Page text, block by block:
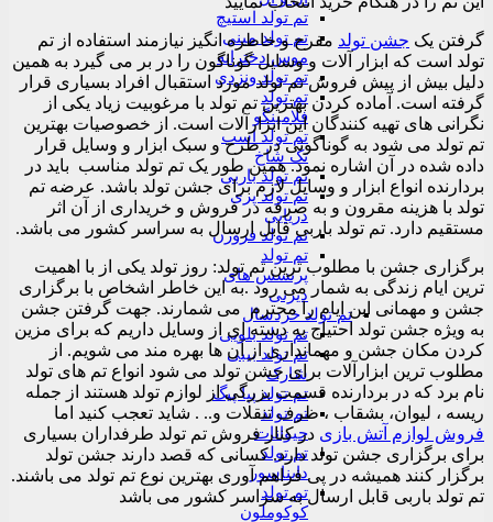
تم تولد استیچ
تم تولد مینی
موس دخترانه
تم تولد ونزدی
تم تولد
فلامینگو
تم تولد اسب
تک شاخ
تم تولد باربی
تم تولد پری
دریایی
تم تولد فروزن
تم تولد
پرنسس های
دیزنی
تم تولد خردسال
تم تولد بلویی
تم تولد بیبی
شارک
تم تولد پپا پیگ
تم تولد
حیوانات
تم تولد
دایناسور
تم تولد
کوکوملون
گرفتن یک جشن تولد مفرح و خاطره انگیز نیازمند استفاده از تم
تولد است که ابزار آلات و وسایل گوناگون را در بر می گیرد به همین
دلیل بیش از پیش فروش تم تولد مورد استقبال افراد بسیاری قرار
گرفته است. آماده کردن بهترین تم تولد با مرغوبیت زیاد یکی از
نگرانی های تهیه کنندگان این ابزارآلات است. از خصوصیات بهترین
تم تولد می شود به گوناگونی در طرح و سبک ابزار و وسایل قرار
داده شده در آن اشاره نمود. همین طور یک تم تولد مناسب باید در
بردارنده انواع ابزار و وسایل لازم برای جشن تولد باشد. عرضه تم
تولد با هزینه مقرون و به صرفه در فروش و خریداری از آن اثر
مستقیم دارد. تم تولد باربی قابل ارسال به سراسر کشور می باشد.
برگزاری جشن با مطلوب ترین تم تولد: روز تولد یکی از با اهمیت
ترین ایام زندگی به شمار می رود .به این خاطر اشخاص با برگزاری
جشن و مهمانی این ایام را محترم می شمارند. جهت گرفتن جشن
به ویژه جشن تولد احتیاج به دسته ای از وسایل داریم که برای مزین
کردن مکان جشن و مهمانداری از آن ها بهره مند می شویم. از
مطلوب ترین ابزارآلات برای جشن تولد می شود انواع تم های تولد
نام برد که در بردارنده قسمت بزرگی از لوازم تولد هستند از جمله
ریسه ، لیوان، بشقاب ، ظرف تنقلات و.. . شاید تعجب کنید اما
فروش لوازم آتش بازی در کنار فروش تم تولد طرفداران بسیاری
برای برگزاری جشن تولد دارد. کسانی که قصد دارند جشن تولد
برگزار کنند همیشه در پی فراهم آوری بهترین نوع تم تولد می باشند.
تم تولد باربی قابل ارسال به سراسر کشور می باشد